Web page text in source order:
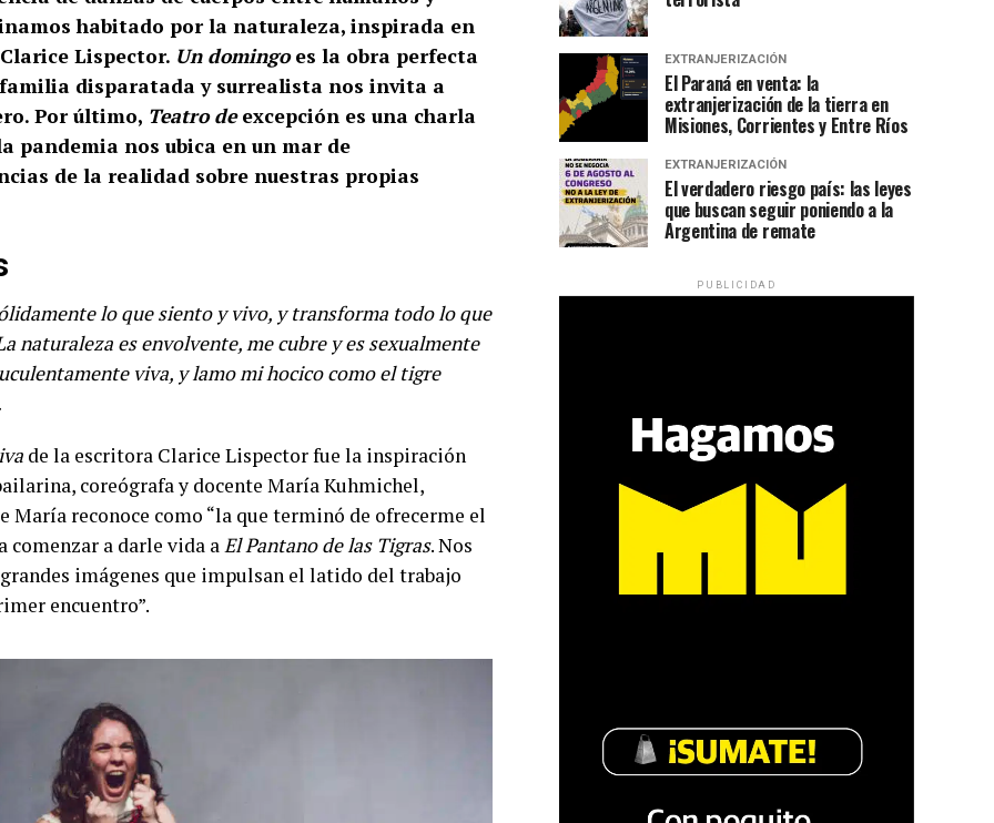
habitado por la naturaleza, inspirada en
Lispector. Un domingoes la obra perfecta
disparatada y surrealista nos invita a
Por último, Teatro deexcepción es una charla
pandemia nos ubica en un mar de
de la realidad sobre nuestras propias
lo que siento y vivo, y transforma todo lo que
naturaleza es envolvente, me cubre y es sexualmente
viva, y lamo mi hocico como el tigre
de la escritora Clarice Lispector fue la inspiración
coreógrafa y docente María Kuhmichel,
María reconoce como “la que terminó de ofrecerme el
a darle vida aEl Pantano de las Tigras. Nos
imágenes que impulsan el latido del trabajo
encuentro”.
EXTRANJERIZACIÓN
El Paraná en venta: la
extranjerización de la tierra en
Misiones, Corrientes y Entre Ríos
EXTRANJERIZACIÓN
El verdadero riesgo país: las leyes
que buscan seguir poniendo a la
Argentina de remate
PUBLICIDAD